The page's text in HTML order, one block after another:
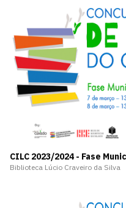
CILC 2023/2024 - Fase
Biblioteca Lúcio Craveiro da Silva